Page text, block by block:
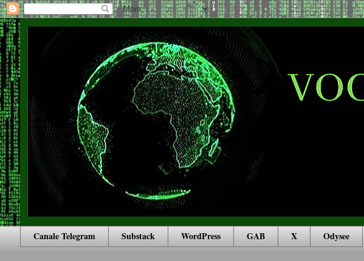
Canale Telegram Substack WordPress GAB X Odysee